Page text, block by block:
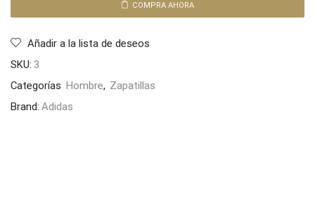
COMPRA AHORA
Añadir a la lista de deseos
SKU: 3
Categorías Hombre, Zapatillas
Brand: Adidas